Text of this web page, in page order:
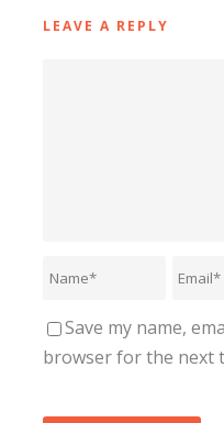
LEAVE A REPLY
Save my name,
browser for the next